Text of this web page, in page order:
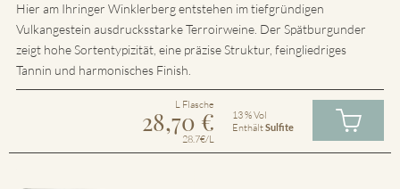
Hier am Ihringer Winklerberg entstehen im tiefgründigen
Vulkangestein ausdrucksstarke Terroirweine. Der Spätburgunder
zeigt hohe Sortentypizität, eine präzise Struktur, feingliedriges
Tannin und harmonisches Finish.
L Flasche
28,70 €
28.7€/L
13 % Vol
EnthältSulfite